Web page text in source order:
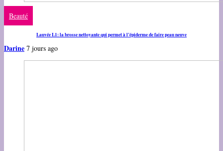
Beauté
Lauvée L1: la brosse nettoyante qui permet à l’épiderme de faire peau neuve
Darine 7 jours ago